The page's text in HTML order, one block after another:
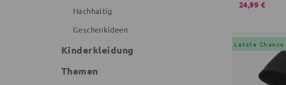
Nachhaltig
Geschenkideen
Kinderkleidung
Themen
24,99 €
Letzte Chance